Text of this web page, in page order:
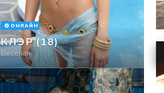
КЛЭР(18)
Веселая
ОНЛАЙН